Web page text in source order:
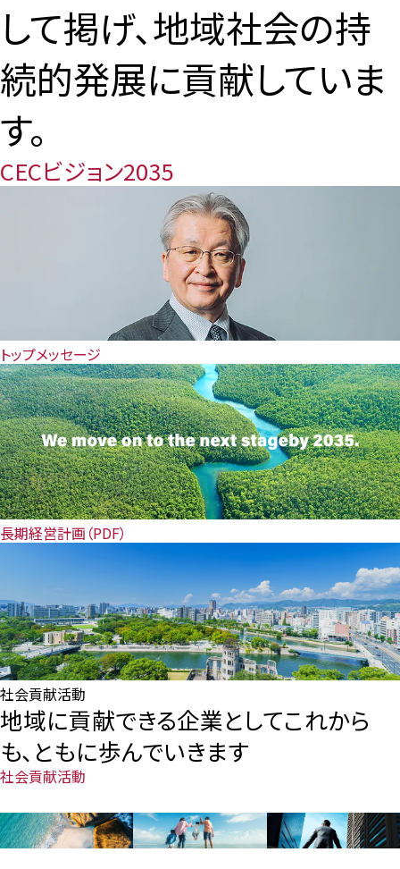
して掲げ、地域社会の持
続的発展に貢献していま
す。
CECビジョン2035
トップメッセージ
長期経営計画（PDF）
社会貢献活動
地域に貢献できる企業としてこれから
も、ともに歩んでいきます
社会貢献活動